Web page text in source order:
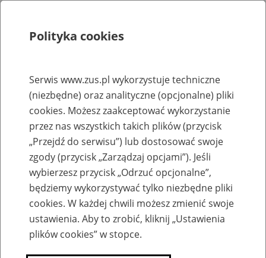
Rejestry, ewidencje i archiwa
Baza zlikwidowanych lub
przekształconych zakładów pracy
Nazwa zakładu pracy:
SZUKAJ
Polityka cookies
Serwis www.zus.pl wykorzystuje techniczne
(niezbędne) oraz analityczne (opcjonalne) pliki
cookies. Możesz zaakceptować wykorzystanie
przez nas wszystkich takich plików (przycisk
„Przejdź do serwisu”) lub dostosować swoje
zgody (przycisk „Zarządzaj opcjami”). Jeśli
wybierzesz przycisk „Odrzuć opcjonalne”,
będziemy wykorzystywać tylko niezbędne pliki
cookies. W każdej chwili możesz zmienić swoje
ustawienia. Aby to zrobić, kliknij „Ustawienia
plików cookies” w stopce.